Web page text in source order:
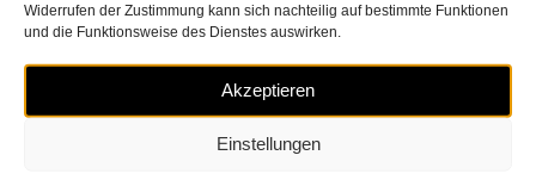
Widerrufen der Zustimmung kann sich nachteilig auf bestimmte Funktionen
und die Funktionsweise des Dienstes auswirken.
Akzeptieren
Einstellungen